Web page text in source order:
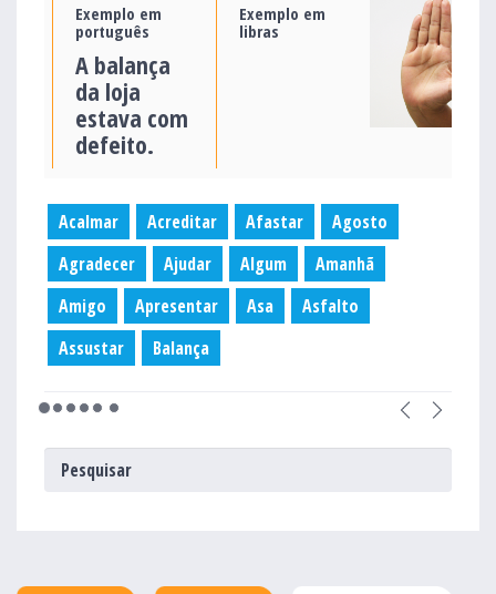
Exemplo em
português
A balança
da loja
estava com
defeito.
Exemplo em
libras
Acalmar Acreditar Afastar
Agosto
Agradecer
Ajudar Algum
Amanhã
Amigo
Apresentar Asa
Asfalto
Assustar
Balança